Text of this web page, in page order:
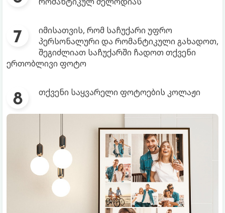
იმისათვის, რომ საჩუქარი უფრო
პერსონალური და რომანტიკული გახადოთ,
შეგიძლიათ საჩუქარში ჩადოთ თქვენი
ერთობლივი ფოტო
თქვენი საყვარელი ფოტოების კოლაჟი